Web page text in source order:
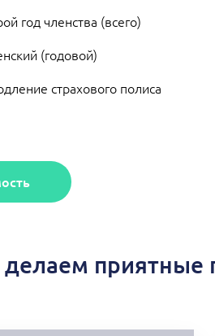
год членства (всего)
(годовой)
страхового полиса
приятные